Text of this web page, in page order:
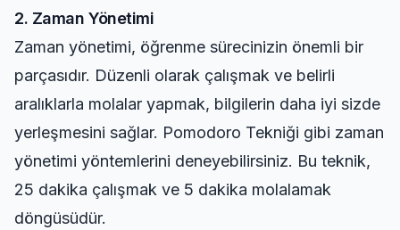
2. Zaman Yönetimi
Zaman yönetimi, öğrenme sürecinizin önemli bir
parçasıdır. Düzenli olarak çalışmak ve belirli
aralıklarla molalar yapmak, bilgilerin daha iyi sizde
yerleşmesini sağlar. Pomodoro Tekniği gibi zaman
yönetimi yöntemlerini deneyebilirsiniz. Bu teknik,
25 dakika çalışmak ve 5 dakika molalamak
döngüsüdür.